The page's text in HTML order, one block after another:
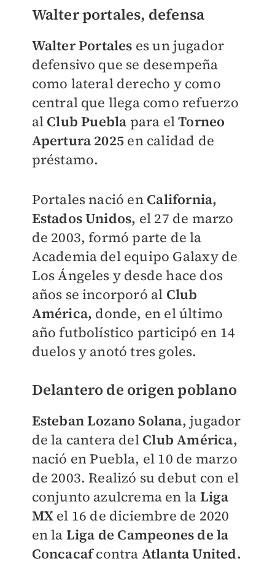
Walter portales, defensa
Walter Portales es un jugador
defensivo que se desempeña
como lateral derecho y como
central que llega como refuerzo
al Club Puebla para elTorneo
Apertura 2025 en calidad de
préstamo.
Portales nació enCalifornia,
Estados Unidos, el 27 de marzo
de 2003, formó parte de la
Academia del equipo Galaxy de
Los Ángeles y desde hace dos
años se incorporó al Club
América, donde, en el último
año futbolístico participó en 14
duelos y anotó tres goles.
Delantero de origen poblano
Esteban Lozano Solana, jugador
de la cantera del Club América,
nació en Puebla, el 10 de marzo
de 2003. Realizó su debut con el
conjunto azulcrema en la Liga
MXel 16 de diciembre de 2020
en la Liga de Campeones de la
Concacafcontra Atlanta United.